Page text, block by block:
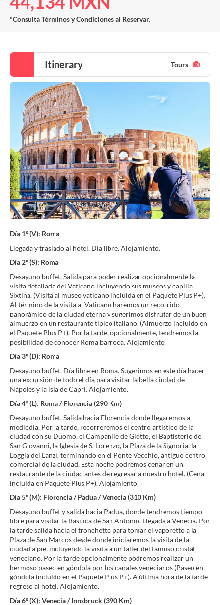
*Consulta Términos y Condiciones al Reservar.
Itinerary Tours
Día 1º (V): Roma
Llegada y traslado al hotel. Día libre. Alojamiento.
Día 2º (S): Roma
Desayuno buffet. Salida para poder realizar opcionalmente la
visita detallada del Vaticano incluyendo sus museos y capilla
Sixtina. (Visita al museo vaticano incluida en el Paquete Plus P+).
Al término de la visita al Vaticano haremos un recorrido
panorámico de la ciudad eterna y sugerimos disfrutar de un buen
almuerzo en un restaurante típico italiano. (Almuerzo incluido en
el Paquete Plus P+). Por la tarde, opcionalmente, tendremos la
posibilidad de conocer Roma barroca. Alojamiento.
Día 3º (D): Roma
Desayuno buffet. Día libre en Roma. Sugerimos en este día hacer
una excursión de todo el día para visitar la bella ciudad de
Nápoles y la isla de Capri. Alojamiento.
Día 4º (L): Roma / Florencia (290 Km)
Desayuno buffet. Salida hacia Florencia donde llegaremos a
mediodía. Por la tarde, recorreremos el centro artístico de la
ciudad con su Duomo, el Campanile de Giotto, el Baptisterio de
San Giovanni, la Iglesia de S. Lorenzo, la Plaza de la Signoria, la
Loggia dei Lanzi, terminando en el Ponte Vecchio, antiguo centro
comercial de la ciudad. Esta noche podremos cenar en un
restaurante de la ciudad antes de regresar a nuestro hotel. (Cena
incluida en Paquete Plus P+). Alojamiento.
Día 5º (M): Florencia / Padua / Venecia (310 Km)
Desayuno buffet y salida hacia Padua, donde tendremos tiempo
libre para visitar la Basílica de San Antonio. Llegada a Venecia. Por
la tarde salida hacia el tronchetto para tomar el vaporetto a la
Plaza de San Marcos desde donde iniciaremos la visita de la
ciudad a pie, incluyendo la visita a un taller del famoso cristal
veneciano. Por la tarde opcionalmente podremos realizar un
hermoso paseo en góndola por los canales venecianos (Paseo en
góndola incluido en el Paquete Plus P+). A última hora de la tarde
regreso al hotel. Alojamiento.
Día 6º (X): Venecia / Innsbruck (390 Km)